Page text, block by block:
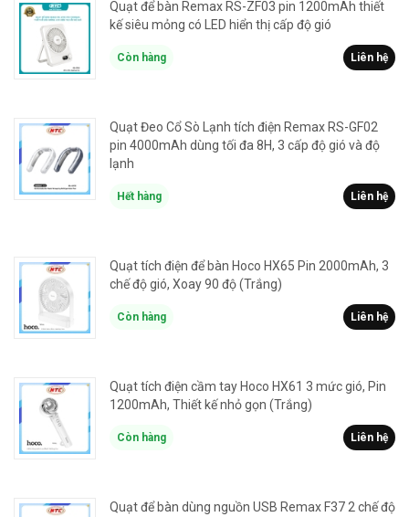
Quạt để bàn Remax RS-ZF03 pin 1200mAh thiết
kế siêu mỏng có LED hiển thị cấp độ gió
Còn hàng Liên hệ
Quạt Đeo Cổ Sò Lạnh tích điện Remax RS-GF02
pin 4000mAh dùng tối đa 8H, 3 cấp độ gió và độ
lạnh
Hết hàng Liên hệ
Quạt tích điện để bàn Hoco HX65 Pin 2000mAh, 3
chế độ gió, Xoay 90 độ (Trắng)
Còn hàng Liên hệ
Quạt tích điện cầm tay Hoco HX61 3 mức gió, Pin
1200mAh, Thiết kế nhỏ gọn (Trắng)
Còn hàng Liên hệ
Quạt để bàn dùng nguồn USB Remax F37 2 chế độ